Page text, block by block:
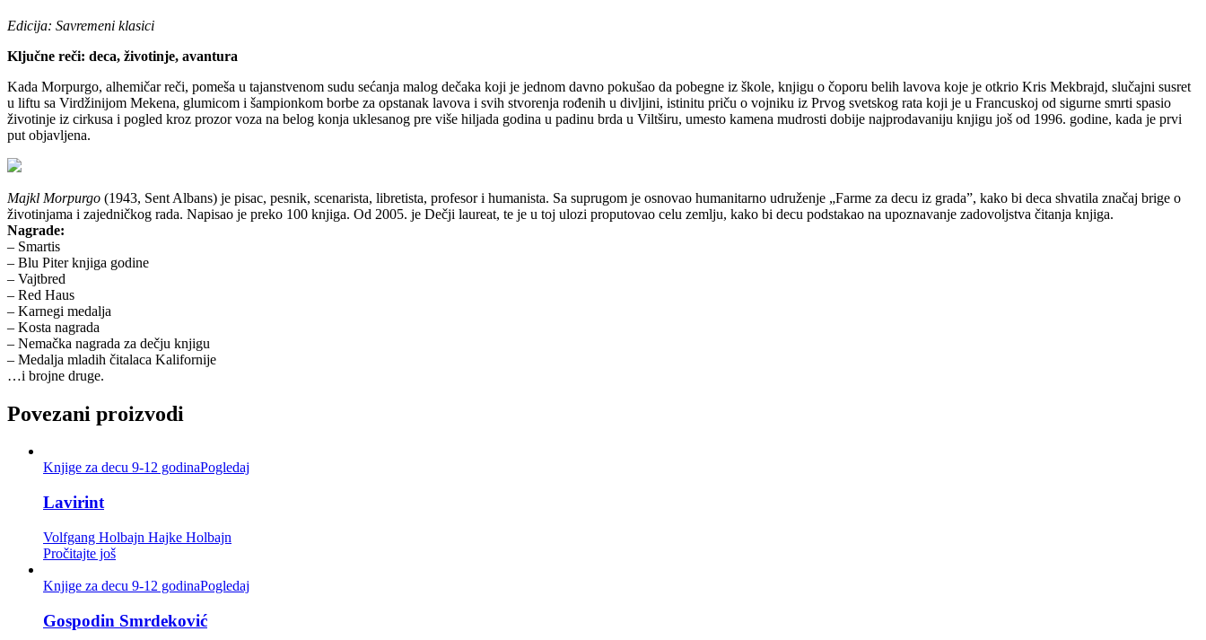
Edicija: Savremeni klasici
Ključne reči: deca, životinje, avantura
Kada Morpurgo, alhemičar reči, pomeša u tajanstvenom sudu sećanja malog dečaka koji je jednom davno pokušao da pobegne iz škole, knjigu o čoporu belih lavova koje je otkrio Kris Mekbrajd, slučajni susret
u liftu sa Virdžinijom Mekena, glumicom i šampionkom borbe za opstanak lavova i svih stvorenja rođenih u divljini, istinitu priču o vojniku iz Prvog svetskog rata koji je u Francuskoj od sigurne smrti spasio
životinje iz cirkusa i pogled kroz prozor voza na belog konja uklesanog pre više hiljada godina u padinu brda u Viltširu, umesto kamena mudrosti dobije najprodavaniju knjigu još od 1996. godine, kada je prvi
put objavljena.
Majkl Morpurgo (1943, Sent Albans) je pisac, pesnik, scenarista, libretista, profesor i humanista. Sa suprugom je osnovao humanitarno udruženje „Farme za decu iz grada”, kako bi deca shvatila značaj brige o
životinjama i zajedničkog rada. Napisao je preko 100 knjiga. Od 2005. je Dečji laureat, te je u toj ulozi proputovao celu zemlju, kako bi decu podstakao na upoznavanje zadovoljstva čitanja knjiga.
Nagrade:
– Smartis
– Blu Piter knjiga godine
– Vajtbred
– Red Haus
– Karnegi medalja
– Kosta nagrada
– Nemačka nagrada za dečju knjigu
– Medalja mladih čitalaca Kalifornije
…i brojne druge.
Povezani proizvodi
Knjige za decu 9-12 godinaPogledaj
Lavirint
Volfgang Holbajn Hajke Holbajn
Pročitajte još
Knjige za decu 9-12 godinaPogledaj
Gospodin Smrdeković